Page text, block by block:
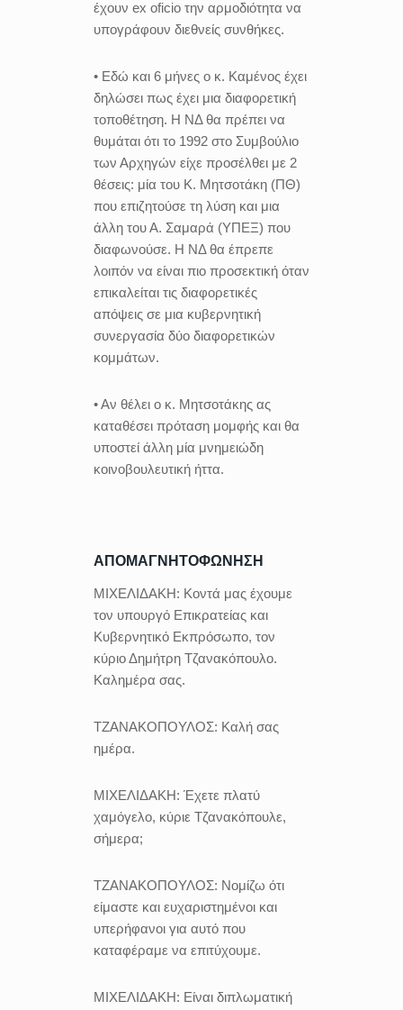
έχουν ex oficio την αρμοδιότητα να
υπογράφουν διεθνείς συνθήκες.
• Εδώ και 6 μήνες ο κ. Καμένος έχει
δηλώσει πως έχει μια διαφορετική
τοποθέτηση. Η ΝΔ θα πρέπει να
θυμάται ότι το 1992 στο Συμβούλιο
των Αρχηγών είχε προσέλθει με 2
θέσεις: μία του Κ. Μητσοτάκη (ΠΘ)
που επιζητούσε τη λύση και μια
άλλη του Α. Σαμαρά (ΥΠΕΞ) που
διαφωνούσε. Η ΝΔ θα έπρεπε
λοιπόν να είναι πιο προσεκτική όταν
επικαλείται τις διαφορετικές
απόψεις σε μια κυβερνητική
συνεργασία δύο διαφορετικών
κομμάτων.
• Αν θέλει ο κ. Μητσοτάκης ας
καταθέσει πρόταση μομφής και θα
υποστεί άλλη μία μνημειώδη
κοινοβουλευτική ήττα.
ΑΠΟΜΑΓΝΗΤΟΦΩΝΗΣΗ
ΜΙΧΕΛΙΔΑΚΗ: Κοντά μας έχουμε
τον υπουργό Επικρατείας και
Κυβερνητικό Εκπρόσωπο, τον
κύριο Δημήτρη Τζανακόπουλο.
Καλημέρα σας.
ΤΖΑΝΑΚΟΠΟΥΛΟΣ: Καλή σας
ημέρα.
ΜΙΧΕΛΙΔΑΚΗ: Έχετε πλατύ
χαμόγελο, κύριε Τζανακόπουλε,
σήμερα;
ΤΖΑΝΑΚΟΠΟΥΛΟΣ: Νομίζω ότι
είμαστε και ευχαριστημένοι και
υπερήφανοι για αυτό που
καταφέραμε να επιτύχουμε.
ΜΙΧΕΛΙΔΑΚΗ: Είναι διπλωματική